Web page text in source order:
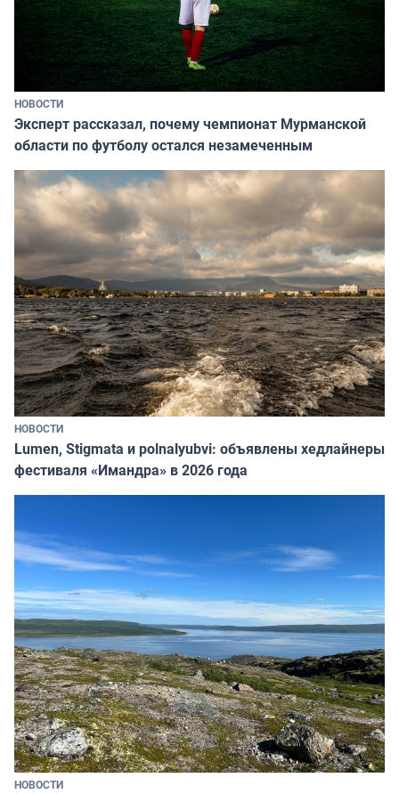
НОВОСТИ
Эксперт рассказал, почему чемпионат Мурманской
области по футболу остался незамеченным
НОВОСТИ
Lumen, Stigmata и polnalyubvi: объявлены хедлайнеры
фестиваля «Имандра» в 2026 года
НОВОСТИ